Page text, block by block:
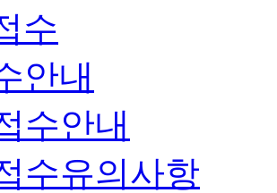
수
안내
수안내
수유의사항